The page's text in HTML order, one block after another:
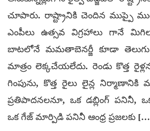
చూపారు. రాష్ట్రానికి చెందిన ముప్పై
ఎంపీలు ఉత్సవ విగ్రహాలు గానే
బాటలోనే మమతాబెనర్జీ కూడా తెలుగు
మాత్రం లెక్కచేయలేదు. రెండు కొత్త
గింపును, కొత్త రైలు లైన్ల
ప్రతిపాదనలనూ, ఒక డబ్లింగ్ పనినీ, ఒక
ఒక గేజ్ మార్పిడి పనినీ ఆంధ్ర ప్రజలకు